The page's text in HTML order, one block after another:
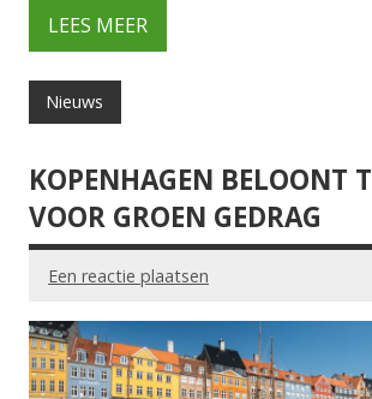
LEES MEER
Nieuws
KOPENHAGEN BELOONT
VOOR GROEN GEDRAG
Een reactie plaatsen